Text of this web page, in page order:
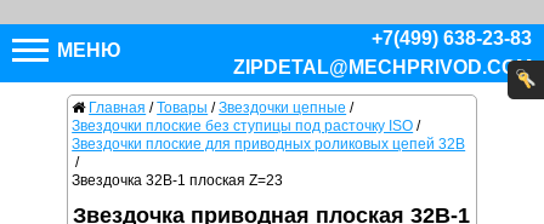
МЕНЮ
+7(499) 638-23-83
ZIPDETAL@MECHPRIVOD.COM
Главная / Товары / Звездочки цепные /
Звездочки плоские без ступицы под расточку ISO /
Звездочки плоские для приводных роликовых цепей 32B
/
Звездочка 32B-1 плоская Z=23
Звездочка приводная плоская 32B-1